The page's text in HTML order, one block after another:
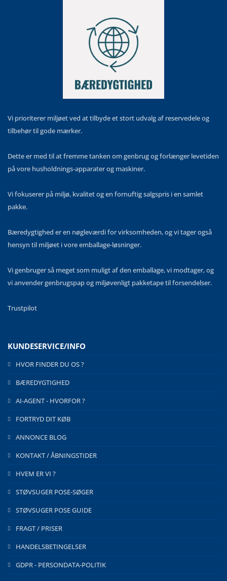
Vi prioriterer miljøet ved at tilbyde et stort udvalg af reservedele og
tilbehør til gode mærker.
Dette er med til at fremme tanken om genbrug og forlænger levetiden
på vore husholdnings-apparater og maskiner.
Vi fokuserer på miljø, kvalitet og en fornuftig salgspris i en samlet
pakke.
Bæredygtighed er en nøgleværdi for virksomheden, og vi tager også
hensyn til miljøet i vore emballage-løsninger.
Vi genbruger så meget som muligt af den emballage, vi modtager, og
vi anvender genbrugspap og miljøvenligt pakketape til forsendelser.
Trustpilot
KUNDESERVICE/INFO
HVOR FINDER DU OS ?
BÆREDYGTIGHED
AI-AGENT - HVORFOR ?
FORTRYD DIT KØB
ANNONCE BLOG
KONTAKT / ÅBNINGSTIDER
HVEM ER VI ?
STØVSUGER POSE-SØGER
STØVSUGER POSE GUIDE
FRAGT / PRISER
HANDELSBETINGELSER
GDPR - PERSONDATA-POLITIK